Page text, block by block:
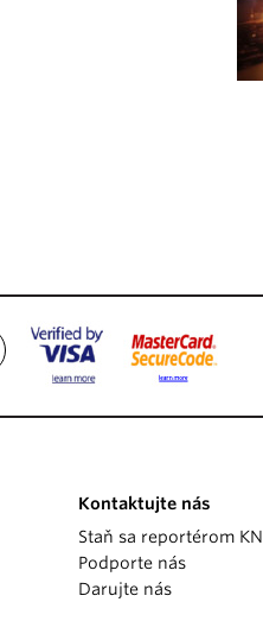
Kontaktujte nás
Staň sa reportérom KN
Podporte nás
Darujte nás